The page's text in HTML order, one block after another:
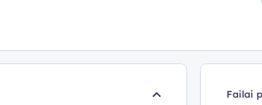
Failai